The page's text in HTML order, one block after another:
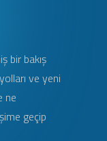
bir bakış
ve yeni
ne
geçip